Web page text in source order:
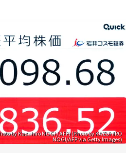
by Kazuhiro NOGI / AFP) (Photo by KAZUHIRO
NOGI/AFP via Getty Images)